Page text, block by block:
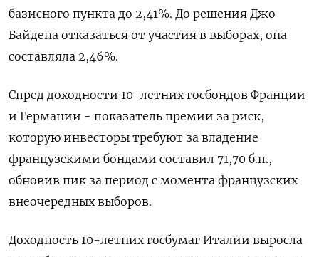
базисного пункта до 2,41%. До решения Джо
Байдена отказаться от участия в выборах, она
составляла 2,46%.
Спред доходности 10-летних госбондов Франции
и Германии - показатель премии за риск,
которую инвесторы требуют за владение
французскими бондами составил 71,70 б.п.,
обновив пик за период с момента французских
внеочередных выборов.
Доходность 10-летних госбумаг Италии выросла